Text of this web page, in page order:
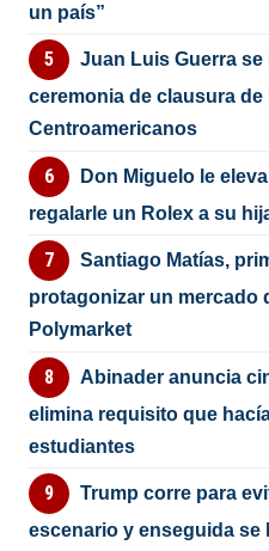
un país”
Juan Luis Guerra se
ceremonia de clausura
Centroamericanos
Don Miguelo le
regalarle un Rolex a su
Santiago Matías,
protagonizar un mercado
Polymarket
Abinader anuncia
elimina requisito que
estudiantes
Trump corre para
escenario y enseguida se